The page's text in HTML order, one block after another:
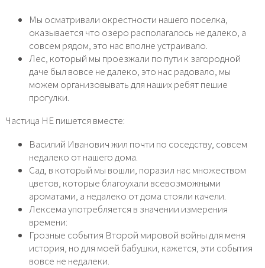
Мы осматривали окрестности нашего поселка,
оказывается что озеро располагалось не далеко, а
совсем рядом, это нас вполне устраивало.
Лес, который мы проезжали по пути к загородной
даче был вовсе не далеко, это нас радовало, мы
можем организовывать для наших ребят пешие
прогулки.
Частица НЕ пишется вместе:
Василий Иванович жил почти по соседству, совсем
недалеко от нашего дома.
Сад, в который мы вошли, поразил нас множеством
цветов, которые благоухали всевозможными
ароматами, а недалеко от дома стояли качели.
Лексема употребляется в значении измерения
времени:
Грозные события Второй мировой войны для меня
история, но для моей бабушки, кажется, эти события
вовсе не недалеки.